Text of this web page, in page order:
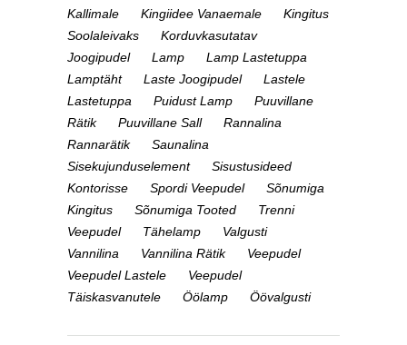
Kallimale
Kingiidee Vanaemale
Kingitus
Soolaleivaks
Korduvkasutatav
Joogipudel
Lamp
Lamp Lastetuppa
Lamptäht
Laste Joogipudel
Lastele
Lastetuppa
Puidust Lamp
Puuvillane
Rätik
Puuvillane Sall
Rannalina
Rannarätik
Saunalina
Sisekujunduselement
Sisustusideed
Kontorisse
Spordi Veepudel
Sõnumiga
Kingitus
Sõnumiga Tooted
Trenni
Veepudel
Tähelamp
Valgusti
Vannilina
Vannilina Rätik
Veepudel
Veepudel Lastele
Veepudel
Täiskasvanutele
Öölamp Öövalgusti